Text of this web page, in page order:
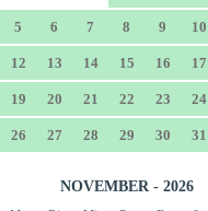
5 6 7 8 9 10
12 13 14 15 16 17
19 20 21 22 23 24
26 27 28 29 30 31
NOVEMBER - 2026